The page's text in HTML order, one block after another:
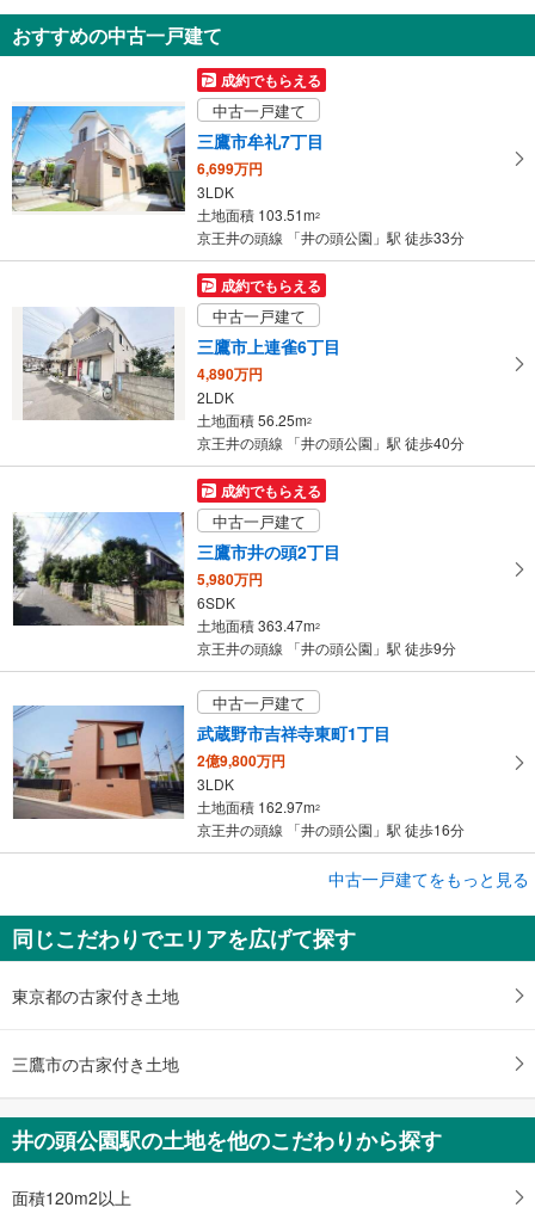
三鷹市井の頭5丁目
1億4,499万円
3LDK
土地面積 118.68m2
京王井の頭線 「井の頭公園」駅 徒歩13分
おすすめの中古一戸建て
成約でもらえる
中古一戸建て
三鷹市牟礼7丁目
6,699万円
3LDK
土地面積 103.51m2
京王井の頭線 「井の頭公園」駅 徒歩33分
成約でもらえる
中古一戸建て
三鷹市上連雀6丁目
4,890万円
2LDK
土地面積 56.25m2
京王井の頭線 「井の頭公園」駅 徒歩40分
成約でもらえる
中古一戸建て
三鷹市井の頭2丁目
5,980万円
6SDK
土地面積 363.47m2
京王井の頭線 「井の頭公園」駅 徒歩9分
中古一戸建て
武蔵野市吉祥寺東町1丁目
2億9,800万円
3LDK
土地面積 162.97m2
京王井の頭線 「井の頭公園」駅 徒歩16分
武蔵野市吉祥寺東町1丁目
2億9,800万円
3SLDK
中古一戸建てをもっと見る
同じこだわりでエリアを広げて探す
東京都の古家付き土地
三鷹市の古家付き土地
井の頭公園駅の土地を他のこだわりから探す
面積120m2以上